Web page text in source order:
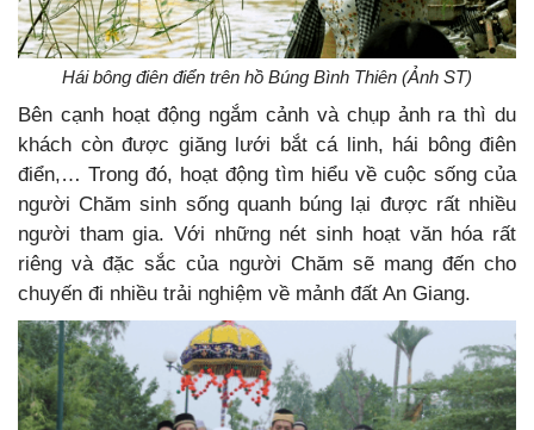
Hái bông điên điển trên hồ Búng Bình Thiên (Ảnh ST)
Bên cạnh hoạt động ngắm cảnh và chụp ảnh ra thì du
khách còn được giăng lưới bắt cá linh, hái bông điên
điển,… Trong đó, hoạt động tìm hiểu về cuộc sống của
người Chăm sinh sống quanh búng lại được rất nhiều
người tham gia. Với những nét sinh hoạt văn hóa rất
riêng và đặc sắc của người Chăm sẽ mang đến cho
chuyến đi nhiều trải nghiệm về mảnh đất An Giang.